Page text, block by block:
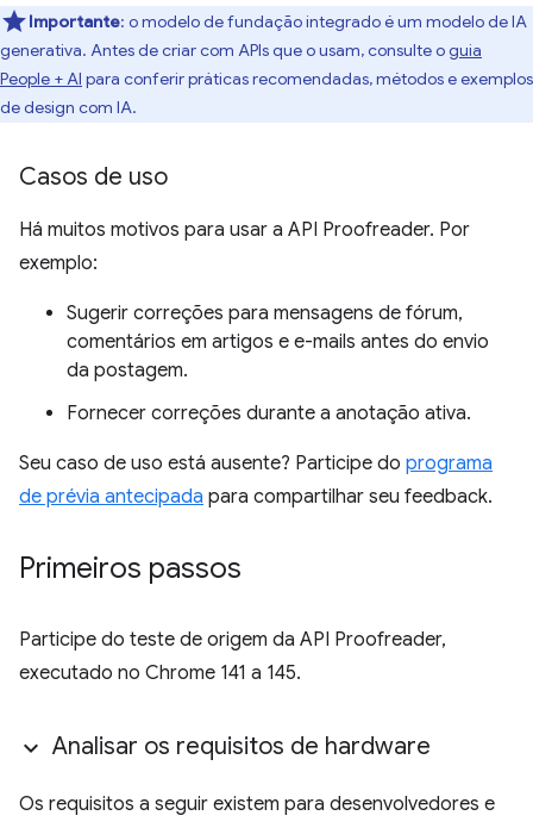
Importante: o modelo de fundação integrado é um modelo de IA
generativa. Antes de criar com APIs que o usam, consulte oguia
People + AI para conferir práticas recomendadas, métodos e exemplos
de design com IA.
Casos de uso
Há muitos motivos para usar a API Proofreader. Por
exemplo:
Sugerir correções para mensagens de fórum,
comentários em artigos e e-mails antes do envio
da postagem.
Fornecer correções durante a anotação ativa.
Seu caso de uso está ausente? Participe do programa
de prévia antecipada para compartilhar seu feedback.
Primeiros passos
Participe do teste de origem da API Proofreader,
executado no Chrome 141 a 145.
Analisar os requisitos de hardware
Os requisitos a seguir existem para desenvolvedores e